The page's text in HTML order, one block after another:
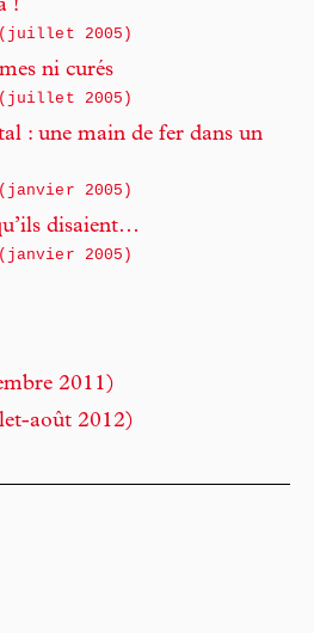
!
2005)
ni curés
2005)
: une main de fer dans un
2005)
disaient…
2005)
2011)
août 2012)